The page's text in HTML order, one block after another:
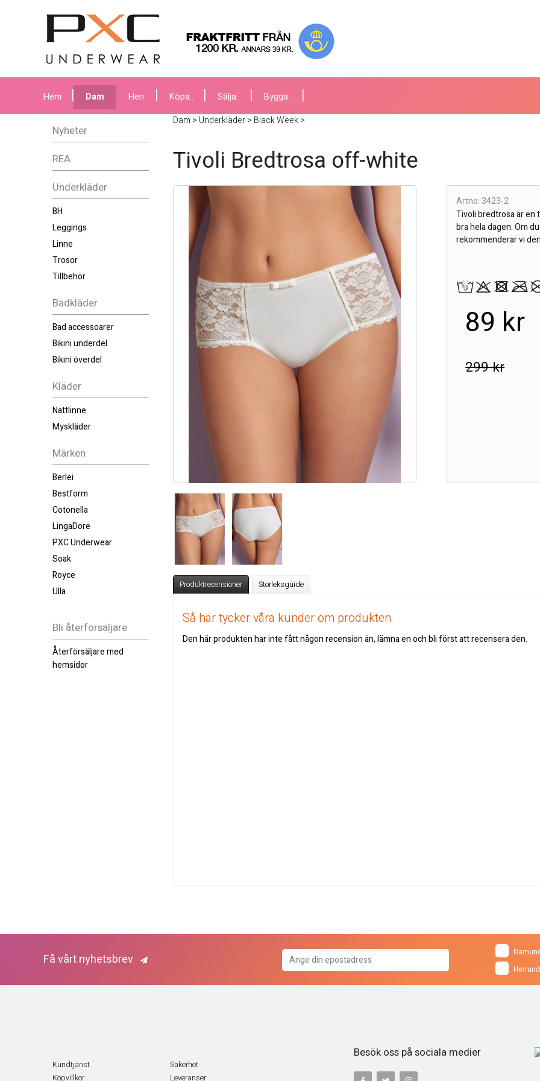
Hem Dam Herr Köpa.. Sälja.. Bygga..
Nyheter
REA
Underkläder
BH
Leggings
Linne
Trosor
Tillbehör
Badkläder
Bad accessoarer
Bikini underdel
Bikini överdel
Kläder
Nattlinne
Myskläder
Märken
Berlei
Bestform
Cotonella
LingaDore
PXC Underwear
Soak
Royce
Ulla
Bli återförsäljare
Återförsäljare med
hemsidor
Dam > Underkläder> Black Week>
Tivoli Bredtrosa off-white
Artno: 3423-2
Tivoli bredtrosa är en
bra hela dagen. Om
rekommenderar vi
89 kr
299 kr
Produktrecensioner Storleksguide
Så här tycker våra kunder om produkten
Den här produkten har inte fått någon recension än, lämna en och bli först att recensera den.
Få vårt nyhetsbrev
Kundtjänst
Säkerhet
Köpvillkor
Leveranser
Besök oss på sociala medier